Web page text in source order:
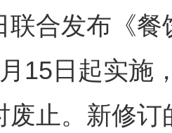
联合发布《
15日起实施
废止。新修